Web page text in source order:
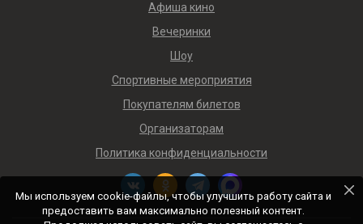
Афиша кино
Вечеринки
Шоу
Спортивные мероприятия
Покупателям билетов
Организаторам
Политика конфиденциальности
Мы используем cookie-файлы, чтобы улучшить работу сайта и
предоставить вам максимально полезный контент.